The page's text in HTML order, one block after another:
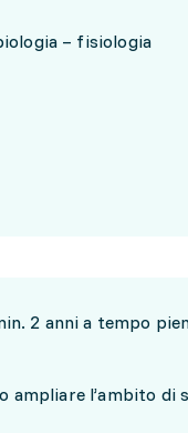
– fisiologia
2 anni a tempo
l’ambito di